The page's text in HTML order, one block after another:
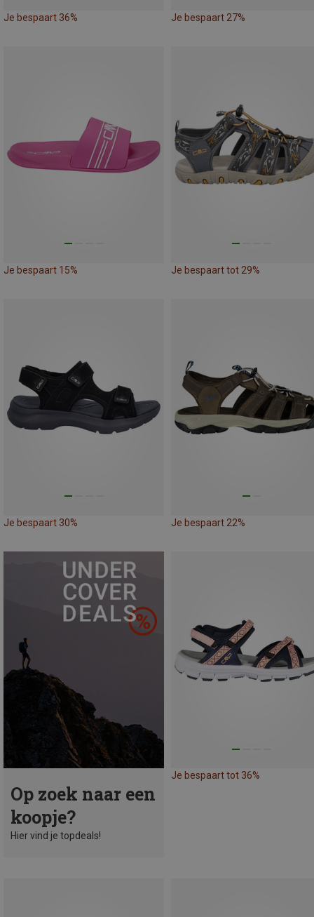
Je bespaart 36% Je bespaart 27%
Je bespaart 15% Je bespaart tot 29%
Je bespaart 30% Je bespaart 22%
Op zoek naar een
koopje?
Hier vind je topdeals!
Je bespaart tot 36%